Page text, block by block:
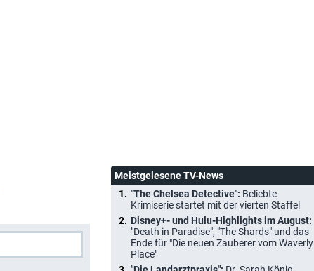
Meistgelesene TV-News
"The Chelsea Detective": Beliebte
Krimiserie startet mit der vierten Staffel
Disney+- und Hulu-Highlights im August:
"Death in Paradise", "The Shards" und das
Ende für "Die neuen Zauberer vom Waverly
Place"